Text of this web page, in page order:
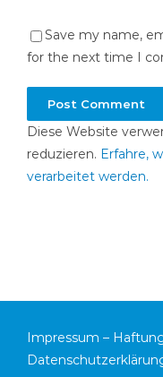
Save my name,
for the next time I
Diese Website
reduzieren. Erfahre,
verarbeitet werden.
Impressum –